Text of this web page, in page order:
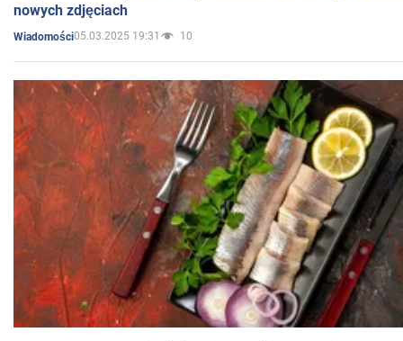
nowych zdjęciach
Wiadomości05.03.2025 19:31 10